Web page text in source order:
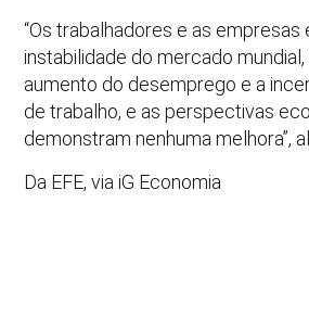
“Os trabalhadores e as empresas
instabilidade do mercado
aumento do desemprego e a
de trabalho, e as perspectivas
demonstram nenhuma melhora”,
Da EFE, via iG Economia